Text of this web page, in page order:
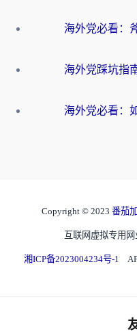
Copyright © 2023 番茄
互联网虚拟专用
湘ICP备2023004234号-1